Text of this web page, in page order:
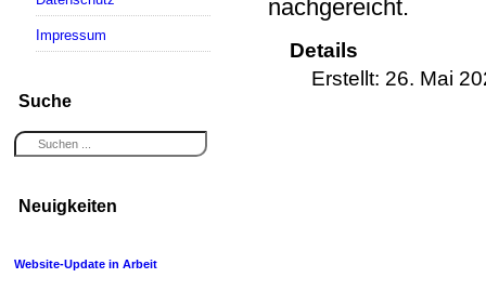
Impressum
Suche
Neuigkeiten
Website-Update in Arbeit
nachgereicht.
Details
Erstellt: 26. Mai